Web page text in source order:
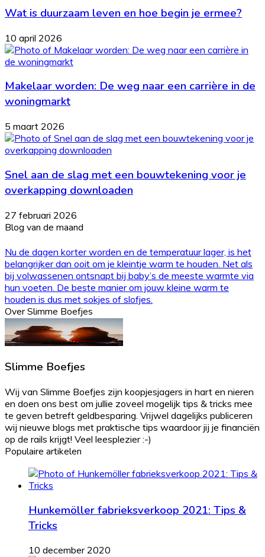
Wat is duurzaam leven en hoe begin je ermee?
10 april 2026
Makelaar worden: De weg naar een carrière in de
woningmarkt
5 maart 2026
Snel aan de slag met een bouwtekening voor je
overkapping downloaden
27 februari 2026
Blog van de maand
Nu de dagen korter worden en de temperatuur lager, is het
belangrijker dan ooit om je kleintje warm te houden. Net als
bij volwassenen ontsnapt bij baby’s de meeste warmte via
hun voeten. De beste manier om jouw kleine warm te
houden is dus met sokjes of slofjes.
Over Slimme Boefjes
Slimme Boefjes
Wij van Slimme Boefjes zijn koopjesjagers in hart en nieren
en doen ons best om jullie zoveel mogelijk tips & tricks mee
te geven betreft geldbesparing. Vrijwel dagelijks publiceren
wij nieuwe blogs met praktische tips waardoor jij je financiën
op de rails krijgt! Veel leesplezier :-)
Populaire artikelen
Hunkemöller fabrieksverkoop 2021: Tips &
Tricks
10 december 2020